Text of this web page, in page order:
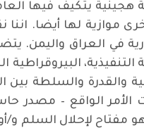
هجينية يتكيف فيها
موازية لها أيضا.
في العراق واليمن.
والقدرة والسلطة بين
الواقع – مصدر
مفتاح لإحلال السلم و/